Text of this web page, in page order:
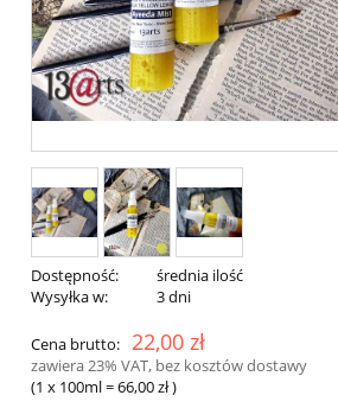
Dostępność:
średnia ilość
Wysyłka w:
3 dni
Cena brutto: 22,00 zł
zawiera 23% VAT, bez kosztów dostawy
(1 x 100ml=66,00 zł)